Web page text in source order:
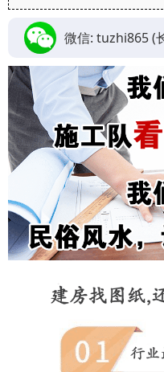
微信: tuzhi865(